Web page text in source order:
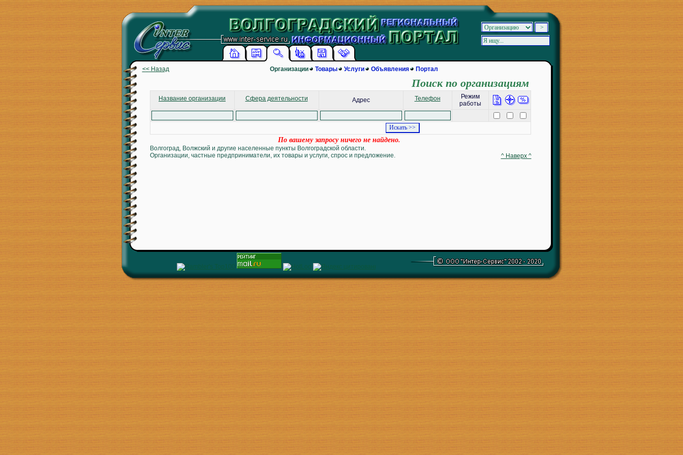
<< Назад Организации Товары Услуги Объявления Портал
Поиск по организациям
Название организации Сфера деятельности Адрес Телефон
Режим
работы
По вашему запросу ничего не найдено.
Волгоград, Волжский и другие населенные пункты Волгоградской области.
Организации, частные предприниматели, их товары и услуги, спрос и предложение.
^ Наверх ^